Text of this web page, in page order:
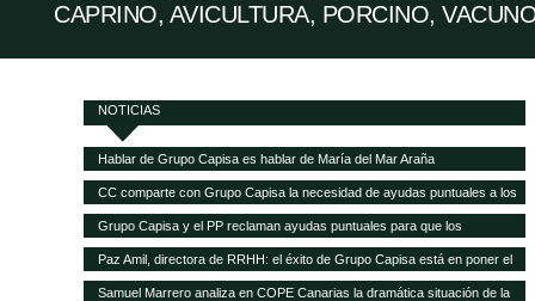
CAPRINO, AVICULTURA, PORCINO,
NOTICIAS
Hablar de Grupo Capisa es hablar de María del Mar Araña
CC comparte con Grupo Capisa la necesidad de ayudas puntuales a los
ganaderos canarios
Grupo Capisa y el PP reclaman ayudas puntuales para que los
ganaderos canarios puedan pagar la gran subida de la alimentación
animal
Paz Amil, directora de RRHH: el éxito de Grupo Capisa está en poner el
foco en las personas
Samuel Marrero analiza en COPE Canarias la dramática situación de la